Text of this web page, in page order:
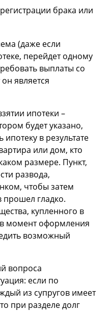
брака или
(даже если
перейдет одному
выплаты со
является
ипотеки –
будет указано,
ипотеку в результате
или дом, кто
размере. Пункт,
развода,
чтобы затем
прошел гладко.
купленного в
момент оформления
возможный
вопроса
если по
из супругов имеет
при разделе долг